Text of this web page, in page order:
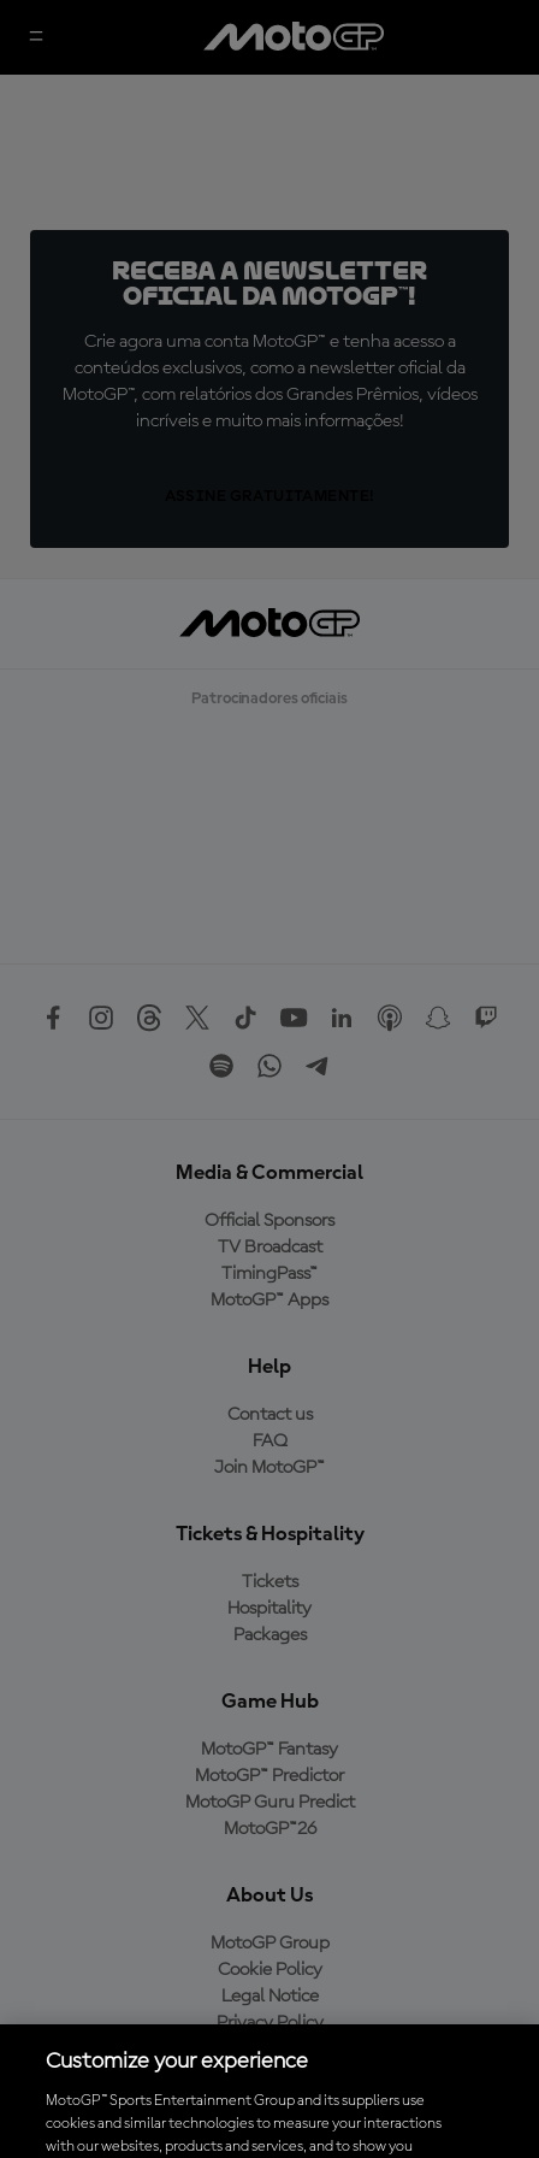
Receba a newsletter
oficial da MotoGP™!
Crie agora uma conta MotoGP™ e tenha acesso a
conteúdos exclusivos, como a newsletter oficial da
MotoGP™, com relatórios dos Grandes Prêmios, vídeos
incríveis e muito mais informações!
Patrocinadores oficiais
Media & Commercial
Official Sponsors
TV Broadcast
TimingPass™
MotoGP™ Apps
Help
Contact us
FAQ
Join MotoGP™
Tickets & Hospitality
Tickets
Hospitality
Packages
Game Hub
MotoGP™ Fantasy
MotoGP™ Predictor
MotoGP Guru Predict
MotoGP™26
About Us
MotoGP Group
Cookie Policy
Legal Notice
Privacy Policy
Purchase Policy
Baixe o aplicativo oficial da MotoGP™
Customize your experience
MotoGP™ Sports Entertainment Group and its suppliers use
cookies and similar technologies to measure your interactions
with our websites, products and services, and to show you